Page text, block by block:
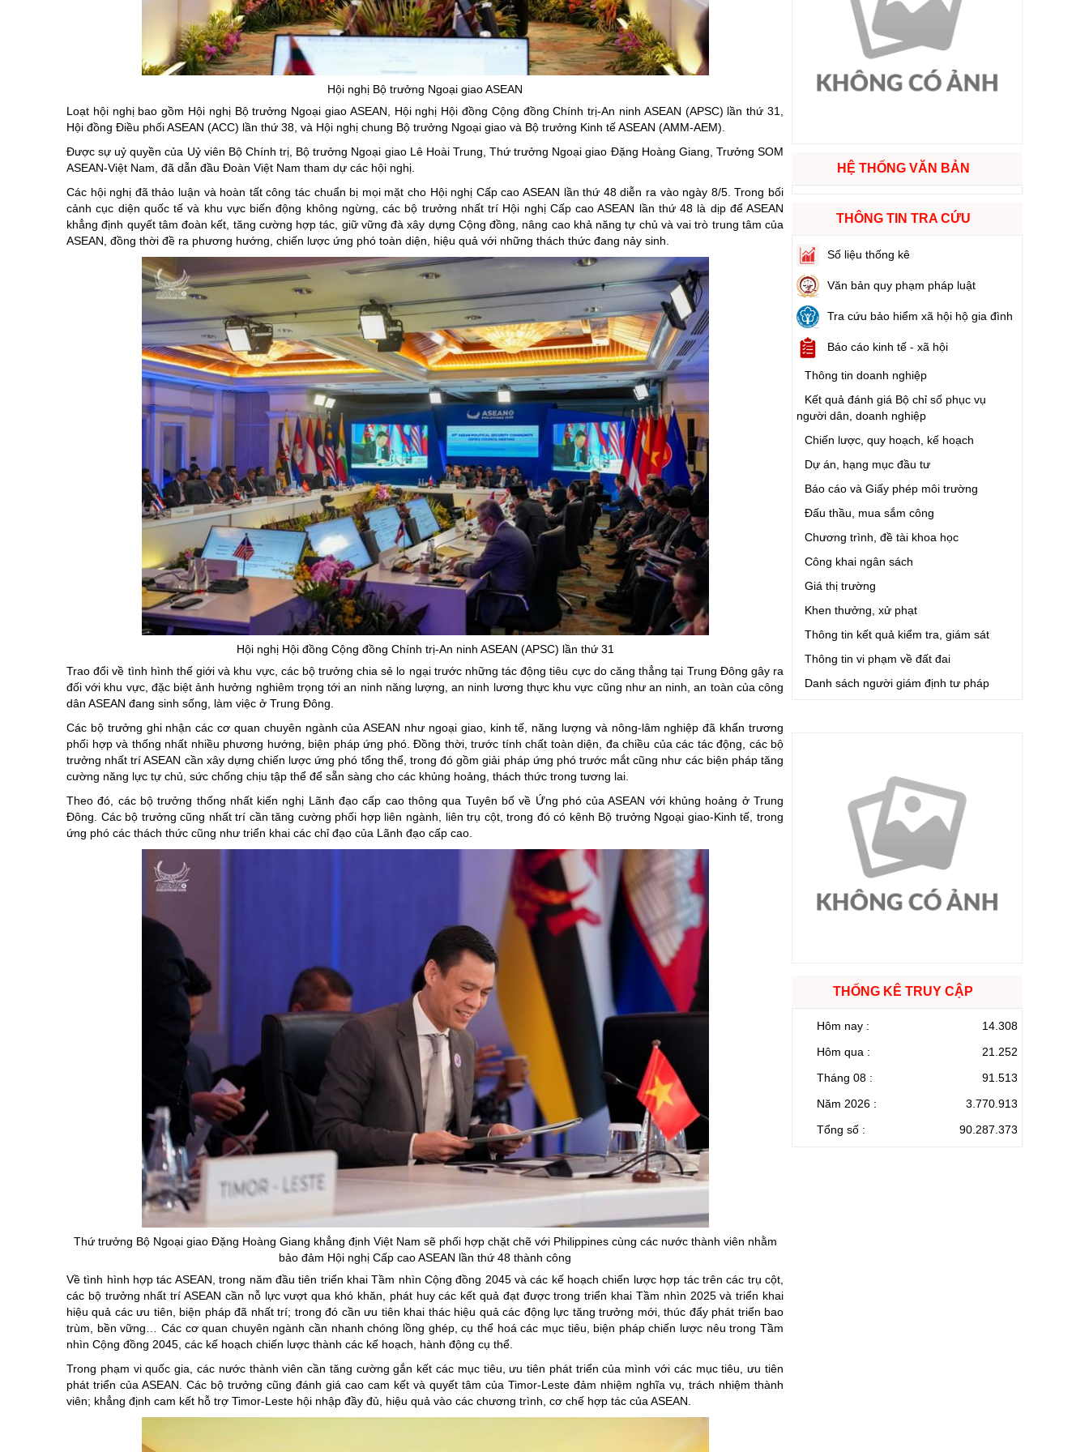
Chuyên đề tổng hợp Giảm nghèo bền vững
Đưa nghị quyết của Đảng vào cuộc sống
Bầu cử đại biểu Quốc hội khóa XVI và đại biểu Hội đồng nhân dân các cấp nhiệm kỳ 2026 - 2031
Gia đình hạnh phúc bền vững
An toàn thông tin
Người Việt Nam ưu tiên dùng hàng Việt Nam
Điểm báo
Phóng sự ảnh
Chuyên mục khác
Hội nghị Bộ trưởng Ngoại giao ASEAN
Loạt hội nghị bao gồm Hội nghị Bộ trưởng Ngoại giao ASEAN, Hội nghị Hội đồng Cộng đồng Chính trị-An ninh ASEAN (APSC) lần thứ 31,
Hội đồng Điều phối ASEAN (ACC) lần thứ 38, và Hội nghị chung Bộ trưởng Ngoại giao và Bộ trưởng Kinh tế ASEAN (AMM-AEM).
Được sự uỷ quyền của Uỷ viên Bộ Chính trị, Bộ trưởng Ngoại giao Lê Hoài Trung, Thứ trưởng Ngoại giao Đặng Hoàng Giang, Trưởng SOM
ASEAN-Việt Nam, đã dẫn đầu Đoàn Việt Nam tham dự các hội nghị.
Các hội nghị đã thảo luận và hoàn tất công tác chuẩn bị mọi mặt cho Hội nghị Cấp cao ASEAN lần thứ 48 diễn ra vào ngày 8/5. Trong bối
cảnh cục diện quốc tế và khu vực biến động không ngừng, các bộ trưởng nhất trí Hội nghị Cấp cao ASEAN lần thứ 48 là dịp để ASEAN
khẳng định quyết tâm đoàn kết, tăng cường hợp tác, giữ vững đà xây dựng Cộng đồng, nâng cao khả năng tự chủ và vai trò trung tâm của
ASEAN, đồng thời đề ra phương hướng, chiến lược ứng phó toàn diện, hiệu quả với những thách thức đang nảy sinh.
Hội nghị Hội đồng Cộng đồng Chính trị-An ninh ASEAN (APSC) lần thứ 31
Trao đổi về tình hình thế giới và khu vực, các bộ trưởng chia sẻ lo ngại trước những tác động tiêu cực do căng thẳng tại Trung Đông gây ra
đối với khu vực, đặc biệt ảnh hưởng nghiêm trọng tới an ninh năng lượng, an ninh lương thực khu vực cũng như an ninh, an toàn của công
dân ASEAN đang sinh sống, làm việc ở Trung Đông.
Các bộ trưởng ghi nhận các cơ quan chuyên ngành của ASEAN như ngoại giao, kinh tế, năng lượng và nông-lâm nghiệp đã khẩn trương
phối hợp và thống nhất nhiều phương hướng, biện pháp ứng phó. Đồng thời, trước tính chất toàn diện, đa chiều của các tác động, các bộ
trưởng nhất trí ASEAN cần xây dựng chiến lược ứng phó tổng thể, trong đó gồm giải pháp ứng phó trước mắt cũng như các biện pháp tăng
cường năng lực tự chủ, sức chống chịu tập thể để sẵn sàng cho các khủng hoảng, thách thức trong tương lai.
Theo đó, các bộ trưởng thống nhất kiến nghị Lãnh đạo cấp cao thông qua Tuyên bố về Ứng phó của ASEAN với khủng hoảng ở Trung
Đông. Các bộ trưởng cũng nhất trí cần tăng cường phối hợp liên ngành, liên trụ cột, trong đó có kênh Bộ trưởng Ngoại giao-Kinh tế, trong
ứng phó các thách thức cũng như triển khai các chỉ đạo của Lãnh đạo cấp cao.
Thứ trưởng Bộ Ngoại giao Đặng Hoàng Giang khẳng định Việt Nam sẽ phối hợp chặt chẽ với Philippinescùng các nước thành viên nhằm
bảo đảm Hội nghị Cấp cao ASEAN lần thứ 48 thành công
Về tình hình hợp tác ASEAN, trong năm đầu tiên triển khai Tầm nhìn Cộng đồng 2045 và các kế hoạch chiến lược hợp tác trên các trụ cột,
các bộ trưởng nhất trí ASEAN cần nỗ lực vượt qua khó khăn, phát huy các kết quả đạt được trong triển khai Tầm nhìn 2025 và triển khai
hiệu quả các ưu tiên, biện pháp đã nhất trí; trong đó cần ưu tiên khai thác hiệu quả các động lực tăng trưởng mới, thúc đẩy phát triển bao
trùm, bền vững… Các cơ quan chuyên ngành cần nhanh chóng lồng ghép, cụ thể hoá các mục tiêu, biện pháp chiến lược nêu trong Tầm
nhìn Cộng đồng 2045, các kế hoạch chiến lược thành các kế hoạch, hành động cụ thể.
Trong phạm vi quốc gia, các nước thành viên cần tăng cường gắn kết các mục tiêu, ưu tiên phát triển của mình với các mục tiêu, ưu tiên
phát triển của ASEAN. Các bộ trưởng cũng đánh giá cao cam kết và quyết tâm của Timor-Leste đảm nhiệm nghĩa vụ, trách nhiệm thành
viên; khẳng định cam kết hỗ trợ Timor-Leste hội nhập đầy đủ, hiệu quả vào các chương trình, cơ chế hợp tác của ASEAN.
HỆ THỐNG VĂN BẢN
THÔNG TIN TRA CỨU
Số liệu thống kê
Văn bản quy phạm pháp luật
Tra cứu bảo hiểm xã hội hộ gia đình
Báo cáo kinh tế - xã hội
Thông tin doanh nghiệp
Kết quả đánh giá Bộ chỉ số phục vụ
người dân, doanh nghiệp
Chiến lược, quy hoạch, kế hoạch
Dự án, hạng mục đầu tư
Báo cáo và Giấy phép môi trường
Đấu thầu, mua sắm công
Chương trình, đề tài khoa học
Công khai ngân sách
Giá thị trường
Khen thưởng, xử phạt
Thông tin kết quả kiểm tra, giám sát
Thông tin vi phạm về đất đai
Danh sách người giám định tư pháp
THỐNG KÊ TRUY CẬP
Hôm nay :
14.308
Hôm qua :
21.252
Tháng 08 :
91.513
Năm 2026 :
3.770.913
Tổng số :
90.287.373